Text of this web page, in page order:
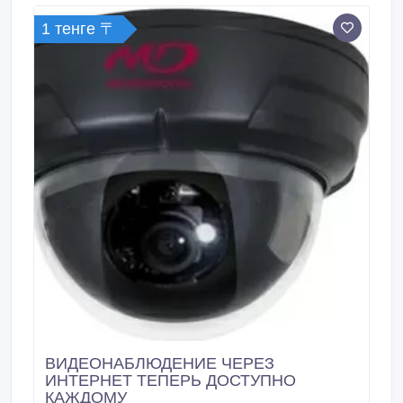
при этом достигает производительности 802.
1 тенге 〒
ВИДЕОНАБЛЮДЕНИЕ ЧЕРЕЗ
ИНТЕРНЕТ ТЕПЕРЬ ДОСТУПНО
КАЖДОМУ